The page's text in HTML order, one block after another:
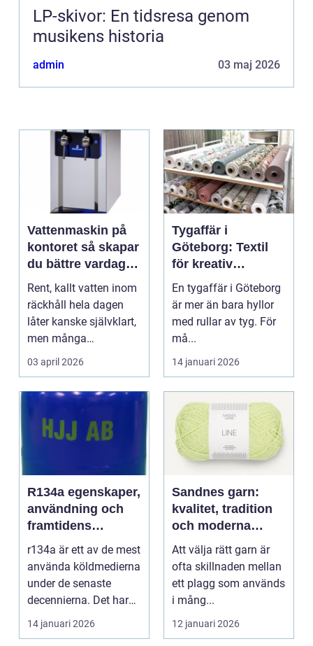
LP-skivor: En tidsresa genom
musikens historia
admin 03 maj 2026
Vattenmaskin på
kontoret så skapar
du bättre vardag
med friskt vatten
Rent, kallt vatten inom
räckhåll hela dagen
låter kanske självklart,
men många
arbetsplatser saknar ...
03 april 2026
Tygaffär i
Göteborg: Textil
för kreativ
inredning och
hållbara projekt
En tygaffär i Göteborg
är mer än bara hyllor
med rullar av tyg. För
må...
14 januari 2026
R134a egenskaper,
användning och
framtidens
alternativ
r134a är ett av de mest
använda köldmedierna
under de senaste
decennierna. Det har
haft en central r...
14 januari 2026
Sandnes garn:
kvalitet, tradition
och moderna
färger för alla
stickare
Att välja rätt garn är
ofta skillnaden mellan
ett plagg som används
i mång...
12 januari 2026